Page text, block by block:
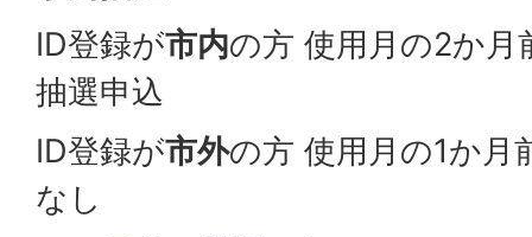
ID登録が市内の方 使用月の2か月
抽選申込
ID登録が市外の方 使用月の1か月
なし